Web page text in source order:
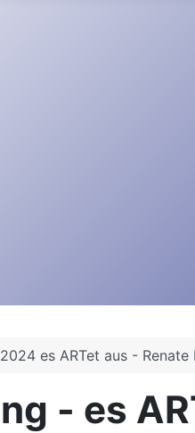
2024 es ARTet aus - Renate
- es